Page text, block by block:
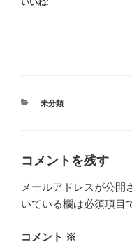
カ
未分類
コメントを残す
メールアドレスが公開
いている欄は必須項目
コメント ※